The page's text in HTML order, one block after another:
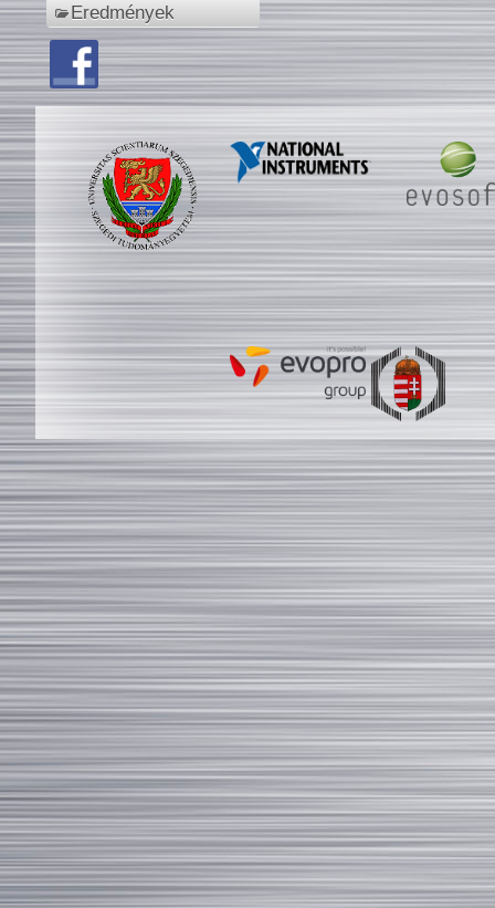
Eredmények